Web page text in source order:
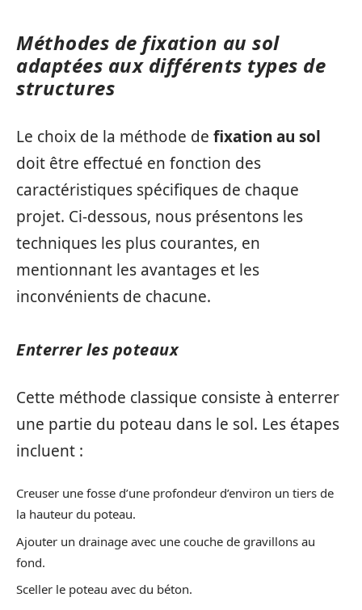
Méthodes de fixation au sol
adaptées aux différents types de
structures
Le choix de la méthode de fixation au sol
doit être effectué en fonction des
caractéristiques spécifiques de chaque
projet. Ci-dessous, nous présentons les
techniques les plus courantes, en
mentionnant les avantages et les
inconvénients de chacune.
Enterrer les poteaux
Cette méthode classique consiste à enterrer
une partie du poteau dans le sol. Les étapes
incluent :
Creuser une fosse d’une profondeur d’environ un tiers de
la hauteur du poteau.
Ajouter un drainage avec une couche de gravillons au
fond.
Sceller le poteau avec du béton.